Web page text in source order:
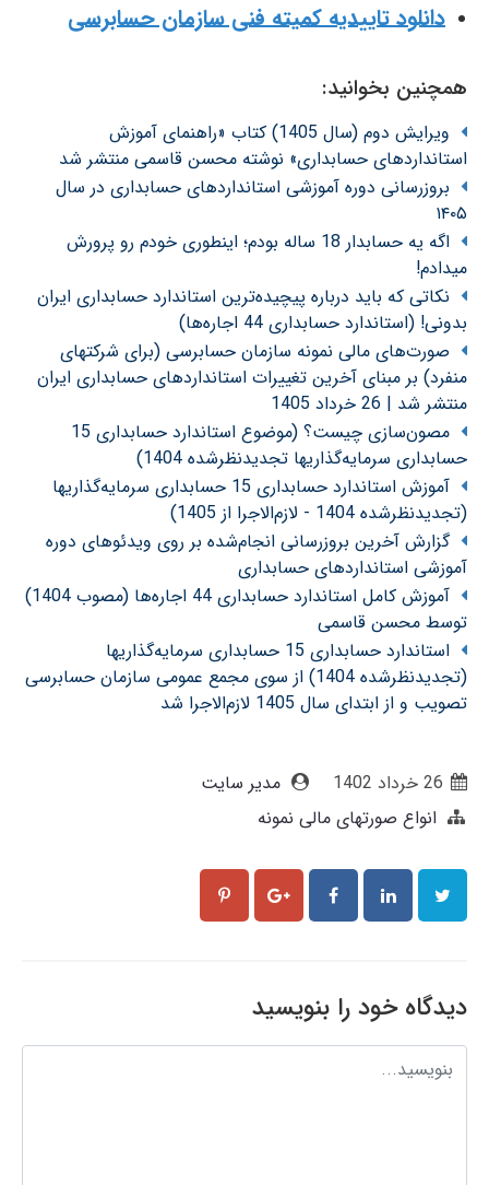
دانلود تاییدیه کمیته فنی سازمان حسابرسی
همچنین بخوانید:
ویرایش دوم (سال 1405) کتاب «راهنمای آموزش
استانداردهای حسابداری» نوشته محسن قاسمی منتشر شد
بروزرسانی دوره آموزشی استانداردهای حسابداری در سال
۱۴۰۵
اگه یه حسابدار 18 ساله بودم؛ اینطوری خودم رو پرورش
میدادم!
نکاتی که باید درباره پیچیده‌ترین استاندارد حسابداری ایران
بدونی! (استاندارد حسابداری 44 اجاره‌ها)
صورت‌های مالی نمونه سازمان حسابرسی (برای شرکتهای
منفرد) بر مبنای آخرین تغییرات استانداردهای حسابداری ایران
منتشر شد | 26 خرداد 1405
مصون‌سازی چیست؟ (موضوع استاندارد حسابداری 15
حسابداری سرمایه‌گذاریها تجدیدنظرشده 1404)
آموزش استاندارد حسابداری 15 حسابداری سرمایه‌گذاریها
(تجدیدنظرشده 1404 - لازم‌الاجرا از 1405)
گزارش آخرین بروزرسانی انجام‌شده بر روی ویدئوهای دوره
آموزشی استانداردهای حسابداری
آموزش کامل استاندارد حسابداری 44 اجاره‌ها (مصوب 1404)
توسط محسن قاسمی
استاندارد حسابداری 15 حسابداری سرمایه‌گذاریها
(تجدیدنظرشده 1404) از سوی مجمع عمومی سازمان حسابرسی
تصویب و از ابتدای سال 1405 لازم‌الاجرا شد
26 خرداد 1402
مدیر سایت
انواع صورتهای مالی نمونه
دیدگاه خود را بنویسید